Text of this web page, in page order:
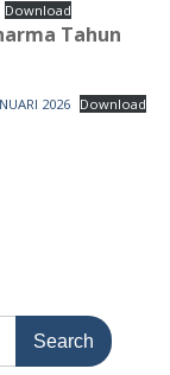
Download
Tahun
2026 Download